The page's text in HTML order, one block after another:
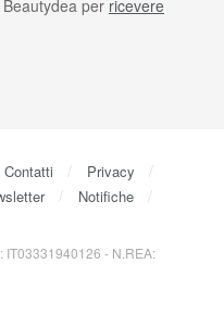
per ricevere
Contatti
Privacy
Notifiche
IT03331940126 - N.REA: